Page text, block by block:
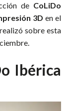
de CoLiDo
3D en el
sobre esta
Ibérica